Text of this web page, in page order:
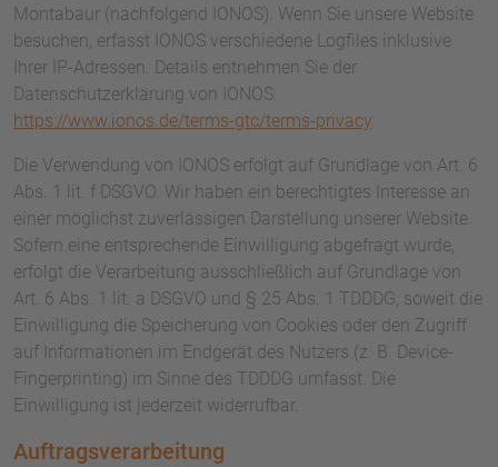
Montabaur (nachfolgend IONOS). Wenn Sie unsere Website
besuchen, erfasst IONOS verschiedene Logfiles inklusive
Ihrer IP-Adressen. Details entnehmen Sie der
Datenschutzerklärung von IONOS:
https://www.ionos.de/terms-gtc/terms-privacy.
Die Verwendung von IONOS erfolgt auf Grundlage von Art. 6
Abs. 1 lit. f DSGVO. Wir haben ein berechtigtes Interesse an
einer möglichst zuverlässigen Darstellung unserer Website.
Sofern eine entsprechende Einwilligung abgefragt wurde,
erfolgt die Verarbeitung ausschließlich auf Grundlage von
Art. 6 Abs. 1 lit. a DSGVO und § 25 Abs. 1 TDDDG, soweit die
Einwilligung die Speicherung von Cookies oder den Zugriff
auf Informationen im Endgerät des Nutzers (z. B. Device-
Fingerprinting) im Sinne des TDDDG umfasst. Die
Einwilligung ist jederzeit widerrufbar.
Auftragsverarbeitung